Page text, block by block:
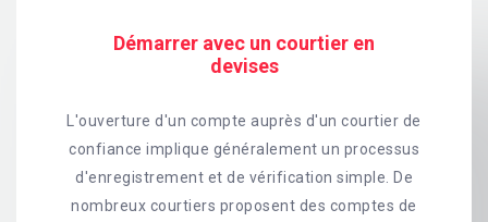
Démarrer avec un courtier en
devises
L'ouverture d'un compte auprès d'un courtier de
confiance implique généralement un processus
d'enregistrement et de vérification simple. De
nombreux courtiers proposent des comptes de